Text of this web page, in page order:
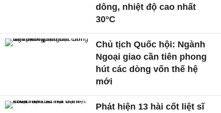
dông, nhiệt độ cao nhất
30°C
Chủ tịch Quốc hội: Ngành
Ngoại giao cần tiên phong
hút các dòng vốn thế hệ
mới
Phát hiện 13 hài cốt liệt sĩ